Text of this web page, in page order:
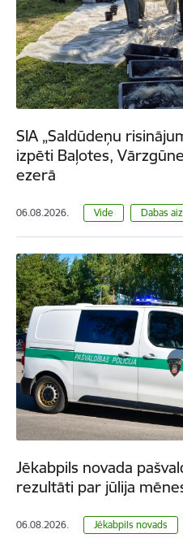
SIA „Saldūdeņu
izpēti Baļotes,
ezerā
06.08.2026. Vide Dabas
Jēkabpils novada
rezultāti par jūlija
06.08.2026. Jēkabpils novads